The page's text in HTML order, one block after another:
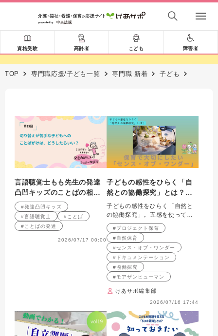
資格受験 高齢者 こども 障害者
TOP 専門職応援/子ども一覧 専門職 新着 子ども
言語聴覚士もも先生の発達
凸凹キッズのことばの相談
室 第15回
#発達凸凹キッズ
#言語聴覚士
#ことば
#ことばの発達
2026/07/17 00:00
子どもの感性をひらく「自
然との協働探究」とは？
保育で大切にしたい「セン
ス・オブ・ワンダー」
子どもの感性をひらく「自然と
の協働探究」。五感を使って自
然と対話し、共に未来を創造す
る保育のヒント。
#プロジェクト保育
#自然保育
#センス・オブ・ワンダー
#ドキュメンテーション
#協働探究
#モアザンヒューマン
けあサポ編集部
2026/07/16 17:44